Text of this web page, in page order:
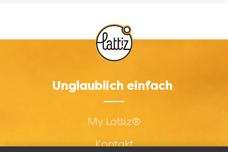
Unglaublich einfach
Footer menu - Short -
My Lattiz®
Kontakt